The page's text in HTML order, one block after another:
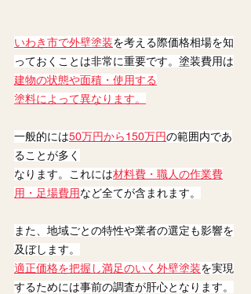
いわき市で外壁塗装を考える際価格相場を知
っておくことは非常に重要です。塗装費用は
建物の状態や面積・使用する
塗料によって異なります。
一般的には50万円から150万円の範囲内であ
ることが多く
なります。これには材料費・職人の作業費
用・足場費用など全てが含まれます。
また、地域ごとの特性や業者の選定も影響を
及ぼします。
適正価格を把握し満足のいく外壁塗装を実現
するためには事前の調査が肝心となります。